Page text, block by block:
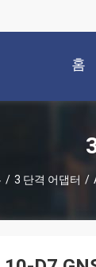
홈
/ 3 단격 어댑터 /